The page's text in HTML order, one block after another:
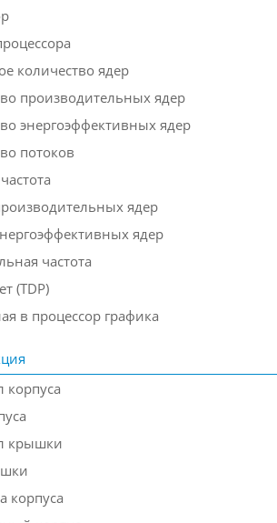
количество ядер
производительных ядер
энергоэффективных ядер
потоков
ядер
ядер
частота
(TDP)
в процессор графика
корпуса
крышки
корпуса